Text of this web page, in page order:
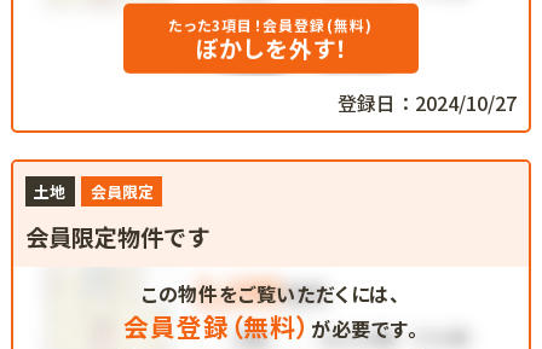
たった3項目！会員登録(無料)
ぼかしを外す！
登録日：2024/10/27
土地 会員限定
会員限定物件です
この物件をご覧いただくには、
会員登録（無料） が必要です。